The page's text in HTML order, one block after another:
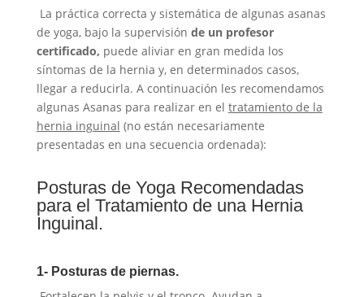
La práctica correcta y sistemática de algunas asanas
de yoga, bajo la supervisión de un profesor
certificado, puede aliviar en gran medida los
síntomas de la hernia y, en determinados casos,
llegar a reducirla. A continuación les recomendamos
algunas Asanas para realizar en el tratamiento de la
hernia inguinal (no están necesariamente
presentadas en una secuencia ordenada):
Posturas de Yoga Recomendadas
para el Tratamiento de una Hernia
Inguinal.
1- Posturas de piernas.